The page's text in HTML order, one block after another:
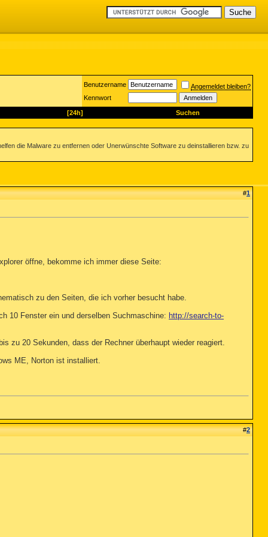
Benutzername
Angemeldet bleiben?
Kennwort
[24h] Suchen
die Malware zu entfernen oder Unerwünschte Software zu deinstallieren bzw. zu
#1
öffne, bekomme ich immer diese Seite:
zu den Seiten, die ich vorher besucht habe.
10 Fenster ein und derselben Suchmaschine: http://search-to-
zu 20 Sekunden, dass der Rechner überhaupt wieder reagiert.
ME, Norton ist installiert.
#2